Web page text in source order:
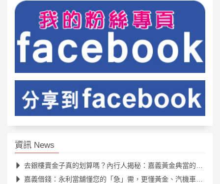
資訊 News
去銀樓賣金子真的划算嗎？內行人揭秘：嘉義黃金典當的隱藏優勢
嘉義借錢：永利當舖懂您的「急」需，更懂黃金、汽機車的真正價值